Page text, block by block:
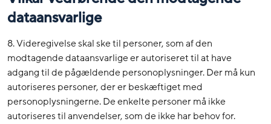
dataansvarlige
8. Videregivelse skal ske til personer, som af den
modtagende dataansvarlige er autoriseret til at have
adgang til de pågældende personoplysninger. Der må kun
autoriseres personer, der er beskæftiget med
personoplysningerne. De enkelte personer må ikke
autoriseres til anvendelser, som de ikke har behov for.